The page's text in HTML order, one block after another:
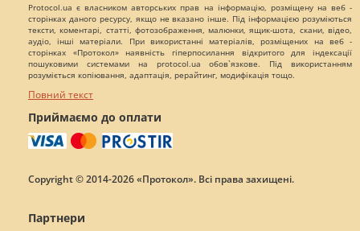
Protocol.ua є власником авторських прав на інформацію, розміщену на веб -
сторінках даного ресурсу, якщо не вказано інше. Під інформацією розуміються
тексти, коментарі, статті, фотозображення, малюнки, ящик-шота, скани, відео,
аудіо, інші матеріали. При використанні матеріалів, розміщених на веб -
сторінках «Протокол» наявність гіперпосилання відкритого для індексації
пошуковими системами на protocol.ua обов`язкове. Під використанням
розуміється копіювання, адаптація, рерайтинг, модифікація тощо.
Повний текст
Приймаємо до оплати
Copyright © 2014-2026 «Протокол». Всі права захищені.
Партнери